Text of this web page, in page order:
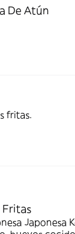
De Atún
fritas.
Fritas
Japonesa